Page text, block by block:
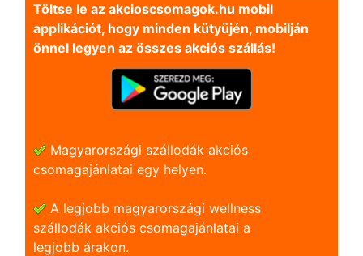
Töltse le az akcioscsomagok.hu mobil
applikációt, hogy minden kütyüjén, mobilján
önnel legyen az összes akciós szállás!
Magyarországi szállodák akciós
csomagajánlatai egy helyen.
A legjobb magyarországi wellness
szállodák akciós csomagajánlatai a
legjobb árakon.